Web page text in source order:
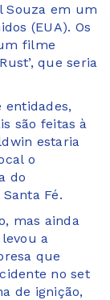
Souza em um
(EUA). Os
filme
que seria
entidades,
são feitas à
estaria
o
do
Fé.
mas ainda
a
que
no set
de ignição,